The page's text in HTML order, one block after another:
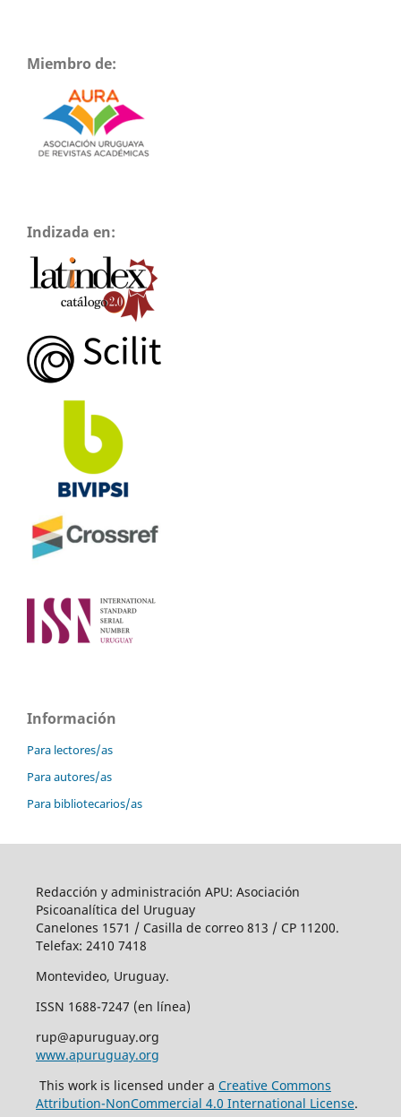
Miembro de:
Indizada en:
Información
Para lectores/as
Para autores/as
Para bibliotecarios/as
Redacción y administración APU: Asociación
Psicoanalítica del Uruguay
Canelones 1571 / Casilla de correo 813 / CP 11200.
Telefax: 2410 7418
Montevideo, Uruguay.
ISSN 1688-7247 (en línea)
rup@apuruguay.org
www.apuruguay.org
This work is licensed under a Creative Commons
Attribution-NonCommercial 4.0 International License.